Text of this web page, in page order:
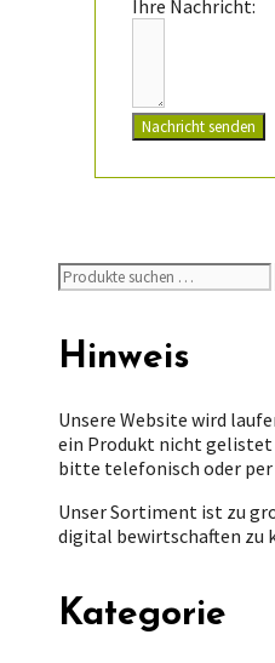
Ihre Nachricht:
Nachricht senden
Suchen
nach:
Hinweis
Unsere Website wird
ein Produkt nicht gelistet
bitte telefonisch oder per
Unser Sortiment ist zu
digital bewirtschaften zu
Kategorie